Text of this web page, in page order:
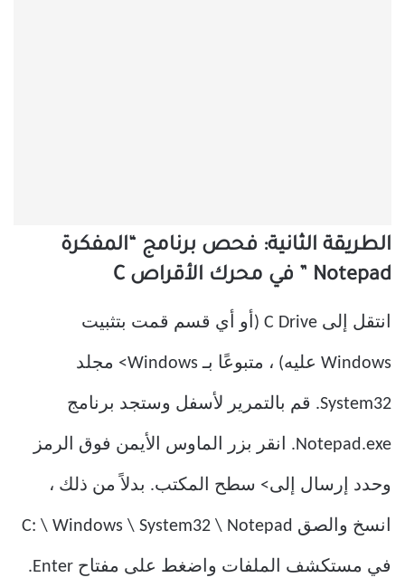
الطريقة الثانية: فحص برنامج “المفكرة
Notepad ” في محرك الأقراص C
انتقل إلى C Drive (أو أي قسم قمت بتثبيت
Windows عليه) ، متبوعًا بـ Windows> مجلد
System32. قم بالتمرير لأسفل وستجد برنامج
Notepad.exe. انقر بزر الماوس الأيمن فوق الرمز
وحدد إرسال إلى> سطح المكتب. بدلاً من ذلك ،
انسخ والصق C: \ Windows \ System32 \ Notepad
في مستكشف الملفات واضغط على مفتاح Enter.